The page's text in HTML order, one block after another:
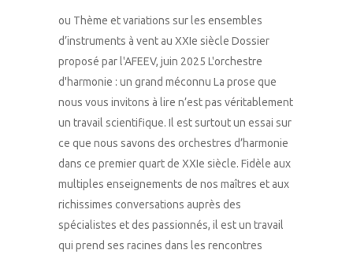
ou Thème et variations sur les ensembles
d’instruments à vent au XXIe siècle Dossier
proposé par l'AFEEV, juin 2025 L'orchestre
d'harmonie : un grand méconnu La prose que
nous vous invitons à lire n’est pas véritablement
un travail scientifique. Il est surtout un essai sur
ce que nous savons des orchestres d’harmonie
dans ce premier quart de XXIe siècle. Fidèle aux
multiples enseignements de nos maîtres et aux
richissimes conversations auprès des
spécialistes et des passionnés, il est un travail
qui prend ses racines dans les rencontres